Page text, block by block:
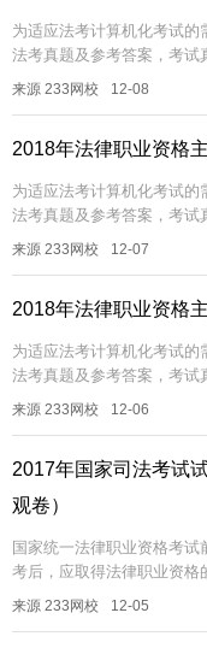
为适应法考计算机化考试
法考真题及参考答案，考试
真题非常具有参考价值，
来源 233网校 12-08
2018年法律职业资格
为适应法考计算机化考试
法考真题及参考答案，考试
真题非常具有参考价值，
来源 233网校 12-07
2018年法律职业资格
为适应法考计算机化考试
法考真题及参考答案，考试
真题非常具有参考价值，
来源 233网校 12-06
2017年国家司法考试
观卷）
国家统一法律职业资格考
考后，应取得法律职业资格
检察官、公证员需要通过
来源 233网校 12-05